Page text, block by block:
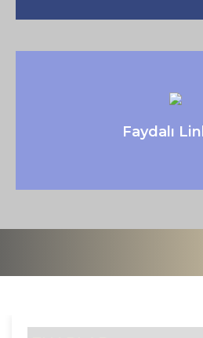
Faydalı